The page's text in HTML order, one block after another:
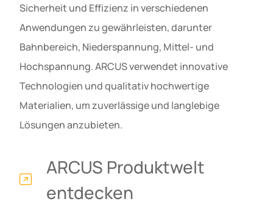
Sicherheit und Effizienz in verschiedenen
Anwendungen zu gewährleisten, darunter
Bahnbereich, Niederspannung, Mittel- und
Hochspannung. ARCUS verwendet innovative
Technologien und qualitativ hochwertige
Materialien, um zuverlässige und langlebige
Lösungen anzubieten.
ARCUS Produktwelt
entdecken